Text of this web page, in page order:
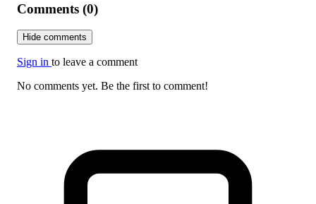
Comments (0)
Hide comments
Sign in to leave a comment
No comments yet. Be the first to comment!